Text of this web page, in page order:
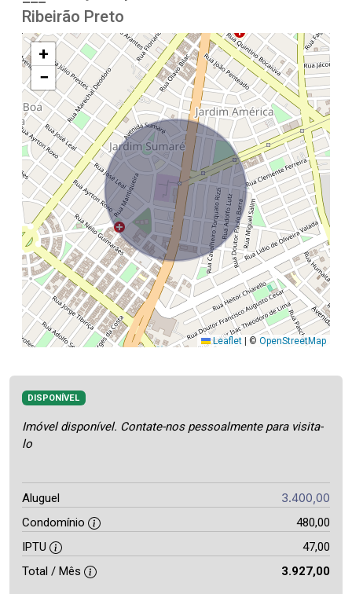
Ribeirão Preto
+
−
Leaflet © OpenStreetMap
DISPONÍVEL
Imóvel disponível. Contate-nos pessoalmente para visita-
lo
Aluguel 3.400,00
Condomínio
480,00
IPTU
47,00
Total / Mês
3.927,00